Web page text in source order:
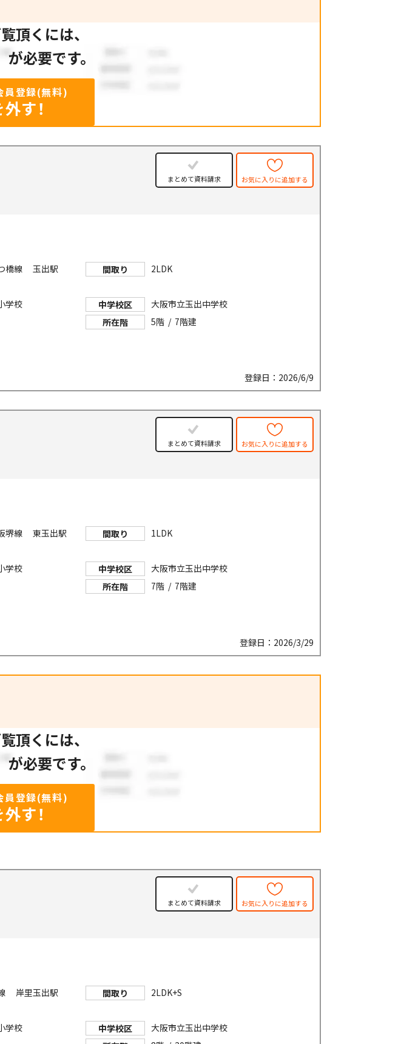
頂くには、
必要です。
員登録(無料)
す！
まとめて資料請求 お気に入りに追加する
橋線 玉出駅 間取り
2LDK
学校 中学校区
大阪市立玉出中学校
所在階 5階 / 7階建
登録日：2026/6/9
まとめて資料請求 お気に入りに追加する
堺線 東玉出駅 間取り
1LDK
学校 中学校区
大阪市立玉出中学校
所在階 7階 / 7階建
登録日：2026/3/29
頂くには、
必要です。
員登録(無料)
す！
まとめて資料請求 お気に入りに追加する
岸里玉出駅 間取り
2LDK+S
学校 中学校区
大阪市立玉出中学校